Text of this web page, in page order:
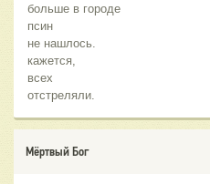
больше в городе
псин
не нашлось.
кажется,
всех
отстреляли.
Мёртвый Бог